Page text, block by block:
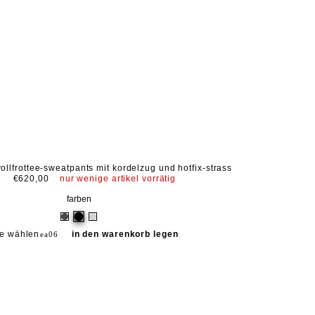
sweatpants mit kordelzug und hotfix-strass
€620,00
nur wenige artikel vorrätig
farben
wählen in den warenkorb legen